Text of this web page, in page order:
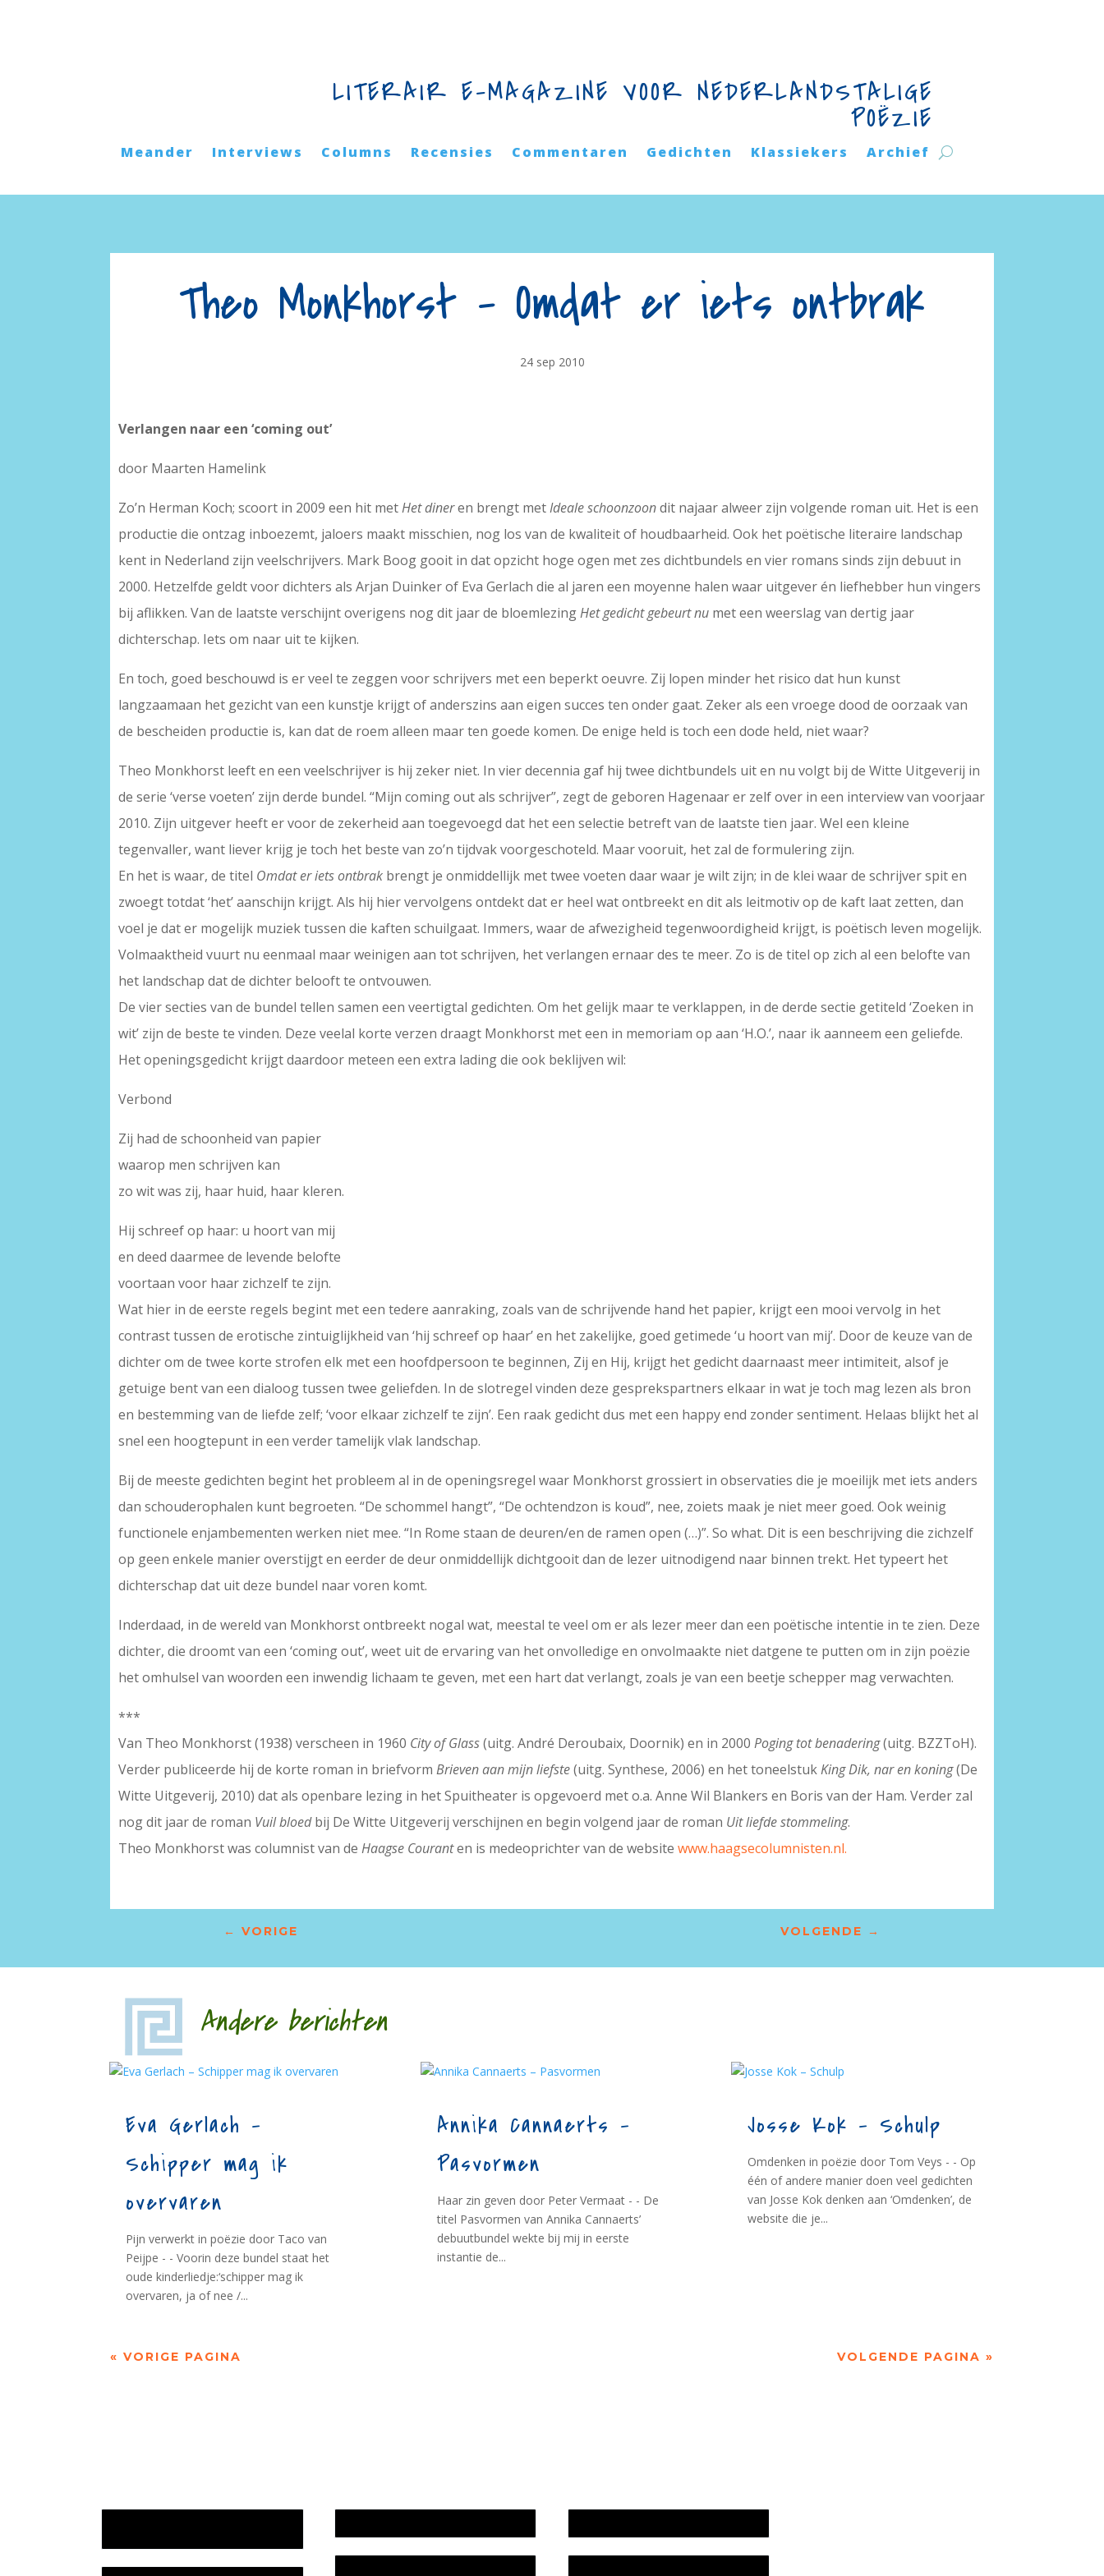
LITERAIR E-MAGAZINE VOOR NEDERLANDSTALIGE
POËZIE
Meander Interviews Columns Recensies Commentaren Gedichten Klassiekers Archief
Theo Monkhorst – Omdat er iets ontbrak
24 sep 2010
Verlangen naar een ‘coming out’
door Maarten Hamelink
Zo’n Herman Koch; scoort in 2009 een hit metHet dineren brengt metIdeale schoonzoondit najaar alweer zijn volgende roman uit. Het is een
productie die ontzag inboezemt, jaloers maakt misschien, nog los van de kwaliteit of houdbaarheid. Ook het poëtische literaire landschap
kent in Nederland zijn veelschrijvers. Mark Boog gooit in dat opzicht hoge ogen met zes dichtbundels en vier romans sinds zijn debuut in
2000. Hetzelfde geldt voor dichters als Arjan Duinker of Eva Gerlach die al jaren een moyenne halen waar uitgever én liefhebber hun vingers
bij aflikken. Van de laatste verschijnt overigens nog dit jaar de bloemlezingHet gedicht gebeurt nu met een weerslag van dertig jaar
dichterschap. Iets om naar uit te kijken.
En toch, goed beschouwd is er veel te zeggen voor schrijvers met een beperkt oeuvre. Zij lopen minder het risico dat hun kunst
langzaamaan het gezicht van een kunstje krijgt of anderszins aan eigen succes ten onder gaat. Zeker als een vroege dood de oorzaak van
de bescheiden productie is, kan dat de roem alleen maar ten goede komen. De enige held is toch een dode held, niet waar?
Theo Monkhorst leeft en een veelschrijver is hij zeker niet. In vier decennia gaf hij twee dichtbundels uit en nu volgt bij de Witte Uitgeverij in
de serie ‘verse voeten’ zijn derde bundel. “Mijn coming out als schrijver”, zegt de geboren Hagenaar er zelf over in een interview van voorjaar
2010. Zijn uitgever heeft er voor de zekerheid aan toegevoegd dat het een selectie betreft van de laatste tien jaar. Wel een kleine
tegenvaller, want liever krijg je toch het beste van zo’n tijdvak voorgeschoteld. Maar vooruit, het zal de formulering zijn.
En het is waar, de titel Omdat er iets ontbrak brengt je onmiddellijk met twee voeten daar waar je wilt zijn; in de klei waar de schrijver spit en
zwoegt totdat ‘het’ aanschijn krijgt. Als hij hier vervolgens ontdekt dat er heel wat ontbreekt en dit als leitmotiv op de kaft laat zetten, dan
voel je dat er mogelijk muziek tussen die kaften schuilgaat. Immers, waar de afwezigheid tegenwoordigheid krijgt, is poëtisch leven mogelijk.
Volmaaktheid vuurt nu eenmaal maar weinigen aan tot schrijven, het verlangen ernaar des te meer. Zo is de titel op zich al een belofte van
het landschap dat de dichter belooft te ontvouwen.
De vier secties van de bundel tellen samen een veertigtal gedichten. Om het gelijk maar te verklappen, in de derde sectie getiteld ‘Zoeken in
wit’ zijn de beste te vinden. Deze veelal korte verzen draagt Monkhorst met een in memoriam op aan ‘H.O.’, naar ik aanneem een geliefde.
Het openingsgedicht krijgt daardoor meteen een extra lading die ook beklijven wil:
Verbond
Zij had de schoonheid van papier
waarop men schrijven kan
zo wit was zij, haar huid, haar kleren.
Hij schreef op haar: u hoort van mij
en deed daarmee de levende belofte
voortaan voor haar zichzelf te zijn.
Wat hier in de eerste regels begint met een tedere aanraking, zoals van de schrijvende hand het papier, krijgt een mooi vervolg in het
contrast tussen de erotische zintuiglijkheid van ‘hij schreef op haar’ en het zakelijke, goed getimede ‘u hoort van mij’. Door de keuze van de
dichter om de twee korte strofen elk met een hoofdpersoon te beginnen, Zij en Hij, krijgt het gedicht daarnaast meer intimiteit, alsof je
getuige bent van een dialoog tussen twee geliefden. In de slotregel vinden deze gesprekspartners elkaar in wat je toch mag lezen als bron
en bestemming van de liefde zelf; ‘voor elkaar zichzelf te zijn’. Een raak gedicht dus met een happy end zonder sentiment. Helaas blijkt het al
snel een hoogtepunt in een verder tamelijk vlak landschap.
Bij de meeste gedichten begint het probleem al in de openingsregel waar Monkhorst grossiert in observaties die je moeilijk met iets anders
dan schouderophalen kunt begroeten. “De schommel hangt”, “De ochtendzon is koud”, nee, zoiets maak je niet meer goed. Ook weinig
functionele enjambementen werken niet mee. “In Rome staan de deuren/en de ramen open (…)”. So what. Dit is een beschrijving die zichzelf
op geen enkele manier overstijgt en eerder de deur onmiddellijk dichtgooit dan de lezer uitnodigend naar binnen trekt. Het typeert het
dichterschap dat uit deze bundel naar voren komt.
Inderdaad, in de wereld van Monkhorst ontbreekt nogal wat, meestal te veel om er als lezer meer dan een poëtische intentie in te zien. Deze
dichter, die droomt van een ‘coming out’, weet uit de ervaring van het onvolledige en onvolmaakte niet datgene te putten om in zijn poëzie
het omhulsel van woorden een inwendig lichaam te geven, met een hart dat verlangt, zoals je van een beetje schepper mag verwachten.
***
Van Theo Monkhorst (1938) verscheen in 1960 City of Glass(uitg. André Deroubaix, Doornik) en in 2000Poging tot benadering(uitg. BZZToH).
Verder publiceerde hij de korte roman in briefvormBrieven aan mijn liefste(uitg. Synthese, 2006) en het toneelstukKing Dik, nar en koning(De
Witte Uitgeverij, 2010) dat als openbare lezing in het Spuitheater is opgevoerd met o.a. Anne Wil Blankers en Boris van der Ham. Verder zal
nog dit jaar de roman Vuil bloedbij De Witte Uitgeverij verschijnen en begin volgend jaar de roman Uit liefde stommeling.
Theo Monkhorst was columnist van deHaagse Couranten is medeoprichter van de websitewww.haagsecolumnisten.nl.
← VORIGE VOLGENDE →
Andere berichten
Eva Gerlach –
Schipper mag ik
overvaren
Pijn verwerkt in poëzie door Taco van
Peijpe - - Voorin deze bundel staat het
oude kinderliedje:‘schipper mag ik
overvaren, ja of nee /...
Annika Cannaerts –
Pasvormen
Haar zin geven door Peter Vermaat - - De
titel Pasvormen van Annika Cannaerts’
debuutbundel wekte bij mij in eerste
instantie de...
Josse Kok – Schulp
Omdenken in poëzie door Tom Veys - - Op
één of andere manier doen veel gedichten
van Josse Kok denken aan ‘Omdenken’, de
website die je...
« VORIGE PAGINA VOLGENDE PAGINA »